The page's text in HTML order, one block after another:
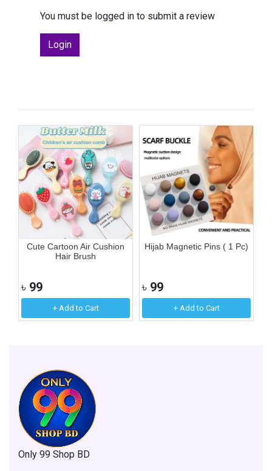
You must be logged in to submit a review
Login
Cute Cartoon Air Cushion
Hair Brush
৳ 99
+ Add to Cart
Hijab Magnetic Pins ( 1 Pc)
৳ 99
+ Add to Cart
Only 99 Shop BD